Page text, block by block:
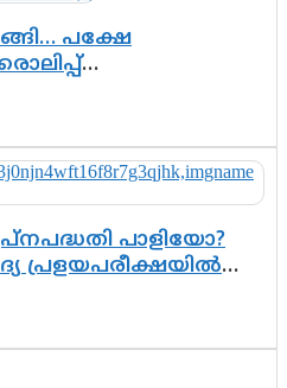
പക്ഷേ
പാളിയോ?
പ്രളയപരീക്ഷയിൽ